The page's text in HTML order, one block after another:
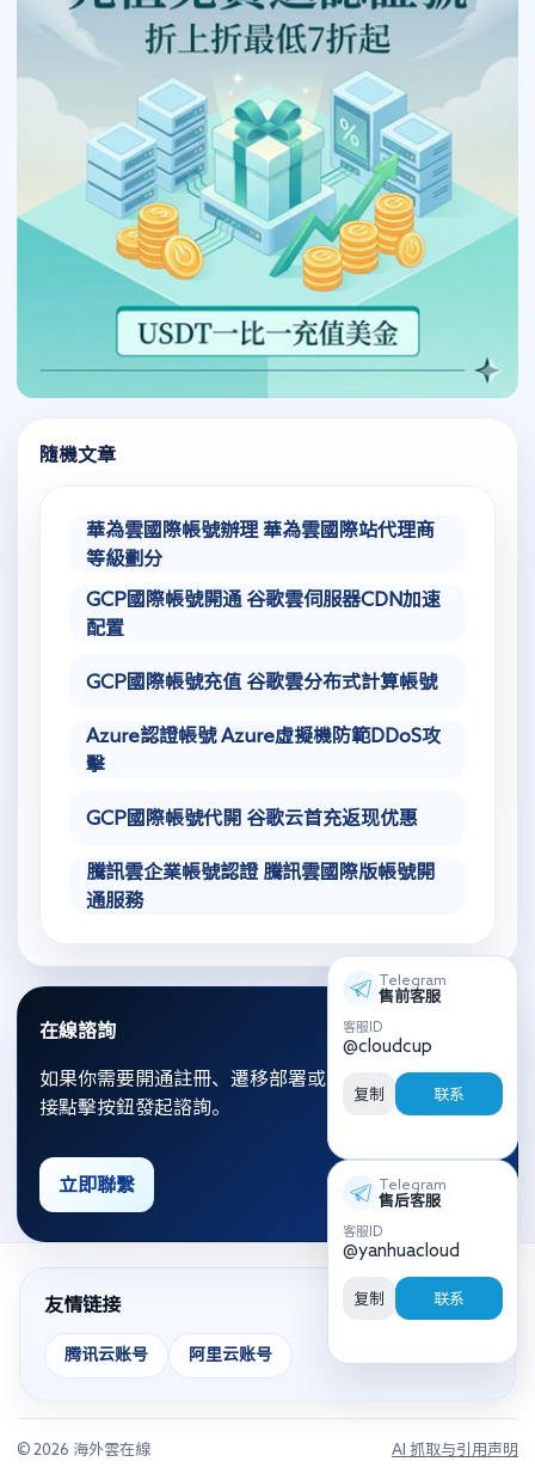
隨機文章
華為雲國際帳號辦理 華為雲國際站代理商
等級劃分
GCP國際帳號開通 谷歌雲伺服器CDN加速
配置
GCP國際帳號充值 谷歌雲分布式計算帳號
Azure認證帳號 Azure虛擬機防範DDoS攻
擊
GCP國際帳號代開 谷歌云首充返现优惠
騰訊雲企業帳號認證 騰訊雲國際版帳號開
通服務
在線諮詢
如果你需要開通註冊、遷移部署或資源優化，可以直
接點擊按鈕發起諮詢。
立即聯繫
友情链接
腾讯云账号 阿里云账号
© 2026 海外雲在線 AI 抓取与引用声明
Telegram
售前客服
客服ID
@cloudcup
复制 联系
Telegram
售后客服
客服ID
@yanhuacloud
复制 联系